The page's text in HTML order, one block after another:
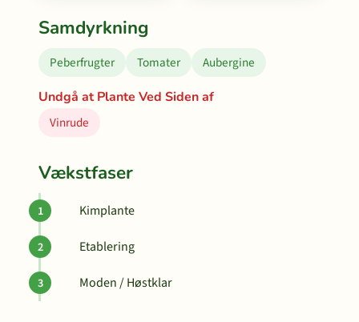
Samdyrkning
Peberfrugter Tomater
Aubergine
Undgå at Plante Ved Siden af
Vinrude
Vækstfaser
Kimplante
Etablering
Moden / Høstklar